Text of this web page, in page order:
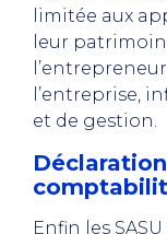
limitée aux
leur
l’entreprise,
et de gestion.
Enfin les